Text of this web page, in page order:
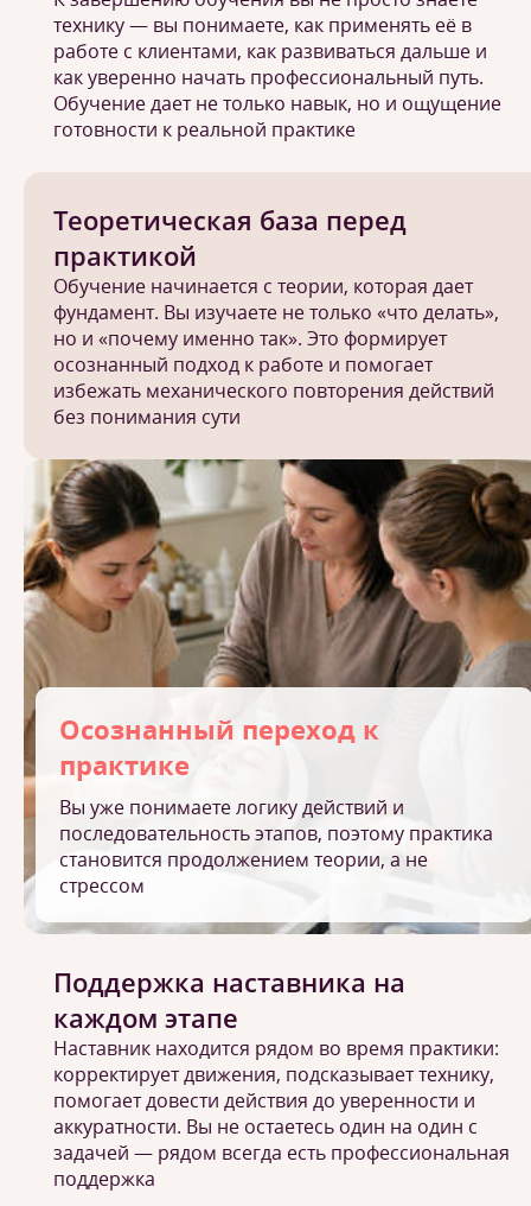
Теоретическая база перед
практикой
Обучение начинается с теории, которая дает
фундамент. Вы изучаете не только «что делать»,
но и «почему именно так». Это формирует
осознанный подход к работе и помогает
избежать механического повторения действий
без понимания сути
Осознанный переход к
практике
Вы уже понимаете логику действий и
последовательность этапов, поэтому практика
становится продолжением теории, а не
стрессом
Поддержка наставника на
каждом этапе
Наставник находится рядом во время практики:
корректирует движения, подсказывает технику,
помогает довести действия до уверенности и
аккуратности. Вы не остаетесь один на один с
задачей — рядом всегда есть профессиональная
поддержка
технику — вы понимаете, как применять её в
работе с клиентами, как развиваться дальше и
как уверенно начать профессиональный путь.
Обучение дает не только навык, но и ощущение
готовности к реальной практике